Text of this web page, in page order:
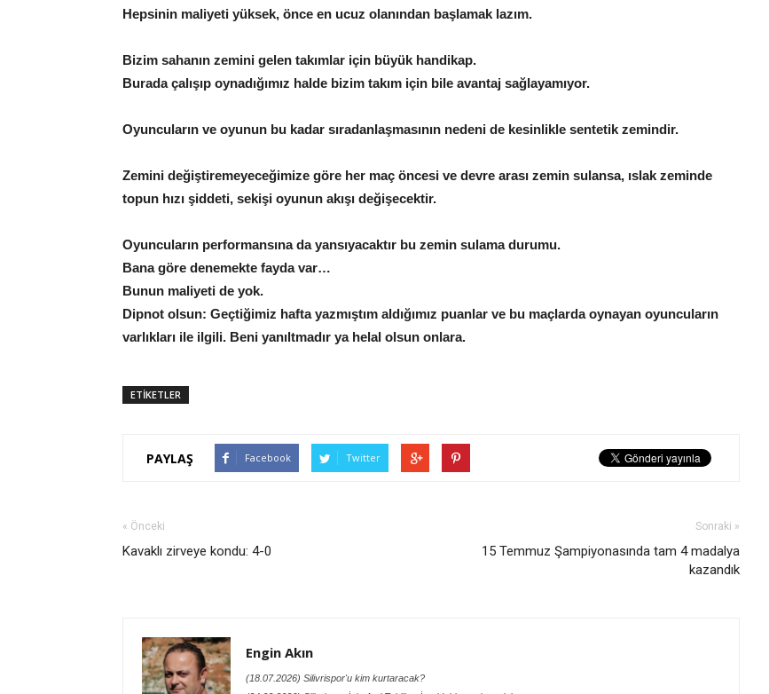
Hepsinin maliyeti yüksek, önce en ucuz olanından başlamak lazım.
Bizim sahanın zemini gelen takımlar için büyük handikap.
Burada çalışıp oynadığımız halde bizim takım için bile avantaj sağlayamıyor.
Oyuncuların ve oyunun bu kadar sıradanlaşmasının nedeni de kesinlikle sentetik zemindir.
Zemini değiştiremeyeceğimize göre her maç öncesi ve devre arası zemin sulansa, ıslak zeminde
topun hızı şiddeti, sekişi oyunun akışı değişecektir.
Oyuncuların performansına da yansıyacaktır bu zemin sulama durumu.
Bana göre denemekte fayda var…
Bunun maliyeti de yok.
Dipnot olsun: Geçtiğimiz hafta yazmıştım aldığımız puanlar ve bu maçlarda oynayan oyuncuların
varlıkları ile ilgili. Beni yanıltmadır ya helal olsun onlara.
ETİKETLER
PAYLAŞ Facebook Twitter
« Önceki
Kavaklı zirveye kondu: 4-0
Sonraki »
15 Temmuz Şampiyonasında tam 4 madalya
kazandık
Engin Akın
(18.07.2026) Silivrispor'u kim kurtaracak?